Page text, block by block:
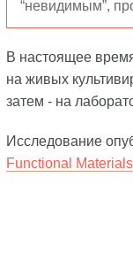
“невидимым”,
В настоящее
на живых
затем - на
Исследование
Functional Materials